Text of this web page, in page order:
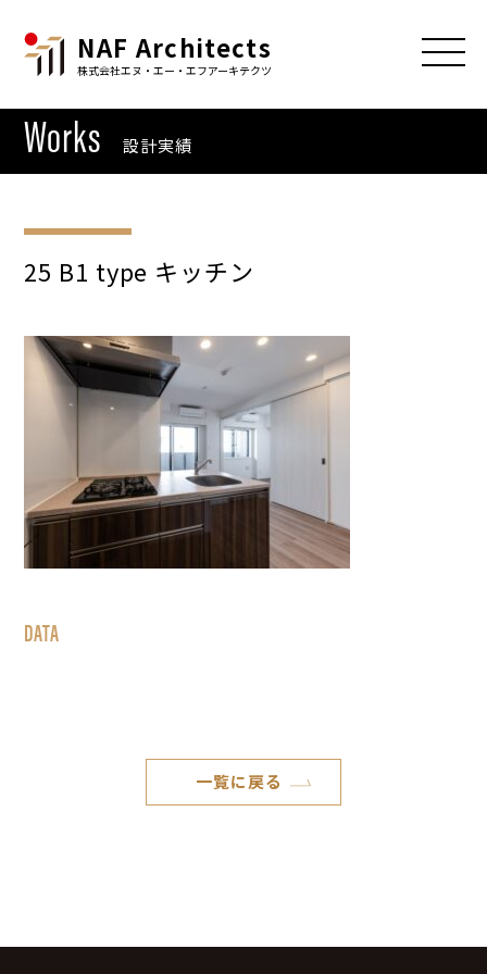
NAF Architects
株式会社エヌ・エー・エフアーキテクツ
Works 設計実績
25 B1 type キッチン
DATA
一覧に戻る